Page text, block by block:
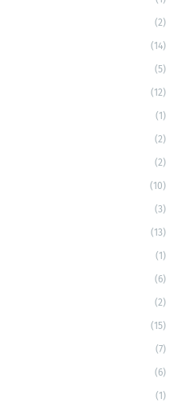
(2)
(14)
(5)
(12)
(1)
(2)
(2)
(10)
(3)
(13)
(1)
(6)
(2)
(15)
(7)
(6)
(1)